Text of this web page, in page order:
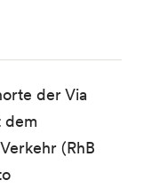
der Via
dem
(RhB